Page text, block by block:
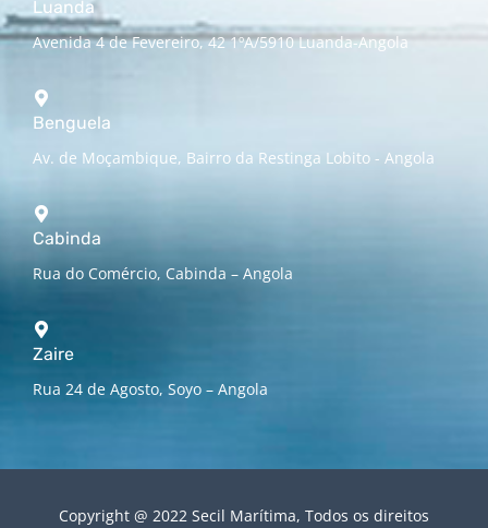
Luanda
Avenida 4 de Fevereiro, 42 1ºA/5910 Luanda-Angola
Benguela
Av. de Moçambique, Bairro da Restinga Lobito - Angola
Cabinda
Rua do Comércio, Cabinda – Angola
Zaire
Rua 24 de Agosto, Soyo – Angola
Copyright @ 2022 Secil Marítima, Todos os direitos